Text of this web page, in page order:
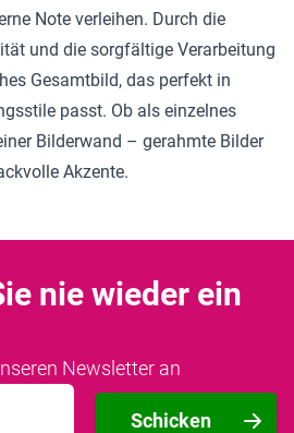
Note verleihen. Durch die
und die sorgfältige Verarbeitung
Gesamtbild, das perfekt in
passt. Ob als einzelnes
Bilderwand – gerahmte Bilder
Akzente.
nie wieder ein
Newsletter an
Schicken